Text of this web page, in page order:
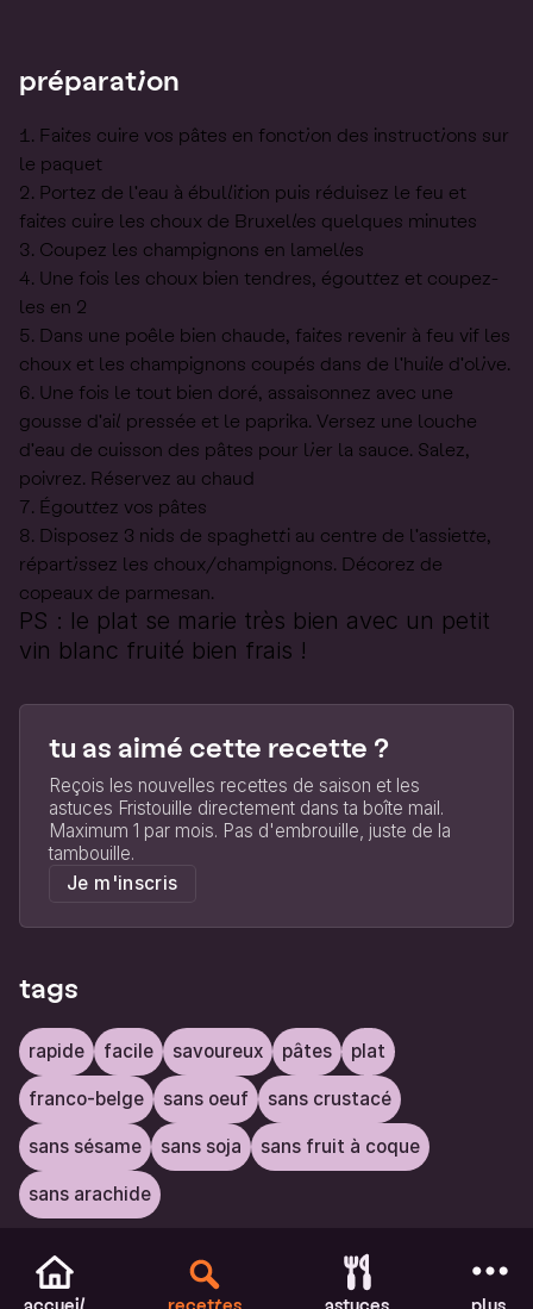
préparation
Faites cuire vos pâtes en fonction des instructions sur
le paquet
Portez de l'eau à ébullition puis réduisez le feu et
faites cuire les choux de Bruxelles quelques minutes
Coupez les champignons en lamelles
Une fois les choux bien tendres, égouttez et coupez-
les en 2
Dans une poêle bien chaude, faites revenir à feu vif les
choux et les champignons coupés dans de l'huile d'olive.
Une fois le tout bien doré, assaisonnez avec une
gousse d'ail pressée et le paprika. Versez une louche
d'eau de cuisson des pâtes pour lier la sauce. Salez,
poivrez. Réservez au chaud
Égouttez vos pâtes
Disposez 3 nids de spaghetti au centre de l'assiette,
répartissez les choux/champignons. Décorez de
copeaux de parmesan.
PS : le plat se marie très bien avec un petit
vin blanc fruité bien frais !
tu as aimé cette recette ?
Reçois les nouvelles recettes de saison et les
astuces Fristouille directement dans ta boîte mail.
Maximum 1 par mois. Pas d'embrouille, juste de la
tambouille.
Je m'inscris
tags
rapide facile savoureux pâtes plat
franco-belge sans oeuf sans crustacé
sans sésame sans soja sans fruit à coque
sans arachide
accueil recettes astuces plus